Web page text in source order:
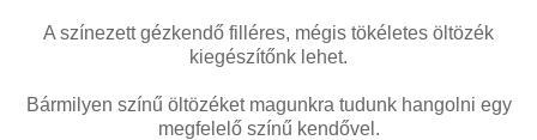
A színezett gézkendő filléres, mégis tökéletes öltözék
kiegészítőnk lehet.
Bármilyen színű öltözéket magunkra tudunk hangolni egy
megfelelő színű kendővel.